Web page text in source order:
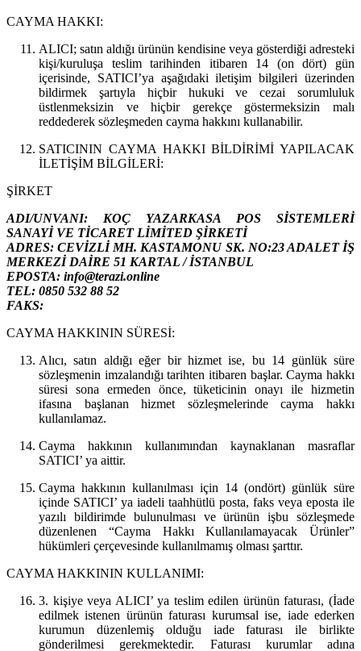
CAYMA HAKKI:
ALICI; satın aldığı ürünün kendisine veya gösterdiği adresteki
kişi/kuruluşa teslim tarihinden itibaren 14 (on dört) gün
içerisinde, SATICI’ya aşağıdaki iletişim bilgileri üzerinden
bildirmek şartıyla hiçbir hukuki ve cezai sorumluluk
üstlenmeksizin ve hiçbir gerekçe göstermeksizin malı
reddederek sözleşmeden cayma hakkını kullanabilir.
SATICININ CAYMA HAKKI BİLDİRİMİ YAPILACAK
İLETİŞİM BİLGİLERİ:
ŞİRKET
ADI/UNVANI: KOÇ YAZARKASA POS SİSTEMLERİ
SANAYİ VE TİCARET LİMİTED ŞİRKETİ
ADRES: CEVİZLİ MH. KASTAMONU SK. NO:23 ADALET İŞ
MERKEZİ DAİRE 51 KARTAL / İSTANBUL
EPOSTA: info@terazi.online
TEL: 0850 532 88 52
FAKS:
CAYMA HAKKININ SÜRESİ:
Alıcı, satın aldığı eğer bir hizmet ise, bu 14 günlük süre
sözleşmenin imzalandığı tarihten itibaren başlar. Cayma hakkı
süresi sona ermeden önce, tüketicinin onayı ile hizmetin
ifasına başlanan hizmet sözleşmelerinde cayma hakkı
kullanılamaz.
Cayma hakkının kullanımından kaynaklanan masraflar
SATICI’ ya aittir.
Cayma hakkının kullanılması için 14 (ondört) günlük süre
içinde SATICI’ ya iadeli taahhütlü posta, faks veya eposta ile
yazılı bildirimde bulunulması ve ürünün işbu sözleşmede
düzenlenen “Cayma Hakkı Kullanılamayacak Ürünler”
hükümleri çerçevesinde kullanılmamış olması şarttır.
CAYMA HAKKININ KULLANIMI:
3. kişiye veya ALICI’ ya teslim edilen ürünün faturası, (İade
edilmek istenen ürünün faturası kurumsal ise, iade ederken
kurumun düzenlemiş olduğu iade faturası ile birlikte
gönderilmesi gerekmektedir. Faturası kurumlar adına